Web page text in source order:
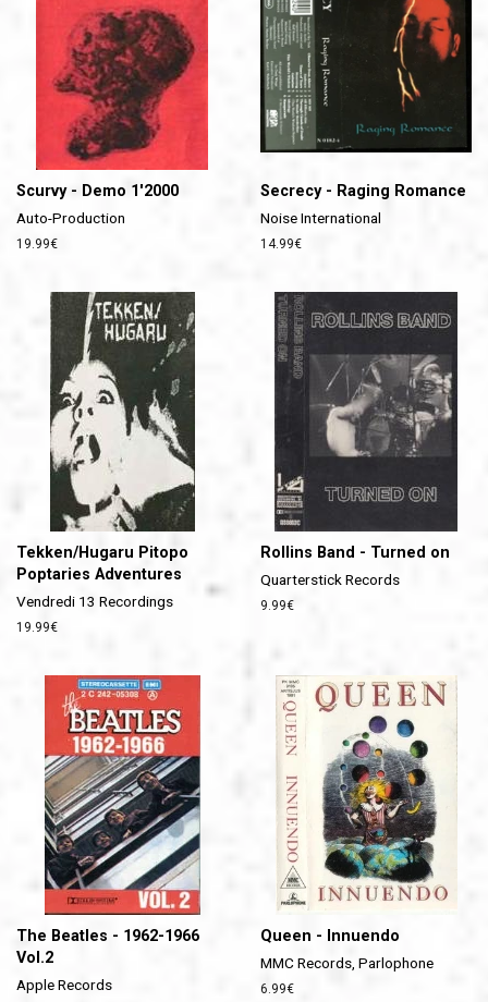
Scurvy - Demo 1'2000
Auto-Production
Prix
19.99€
Secrecy - Raging Romance
Noise International
Prix
14.99€
Tekken/Hugaru Pitopo
Poptaries Adventures
Vendredi 13 Recordings
Prix
19.99€
Rollins Band - Turned on
Quarterstick Records
Prix
9.99€
The Beatles - 1962-1966
Vol.2
Apple Records
Queen - Innuendo
MMC Records, Parlophone
Prix
6.99€